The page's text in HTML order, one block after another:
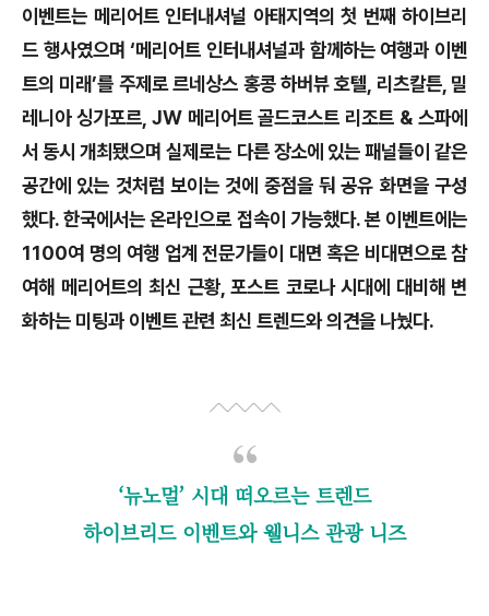
이벤트는 메리어트 인터내셔널 아태지역의 첫 번째 하이브리
드 행사였으며 ‘메리어트 인터내셔널과 함께하는 여행과 이벤
트의 미래’를 주제로 르네상스 홍콩 하버뷰 호텔, 리츠칼튼, 밀
레니아 싱가포르, JW 메리어트 골드코스트 리조트 & 스파에
서 동시 개최됐으며 실제로는 다른 장소에 있는 패널들이 같은
공간에 있는 것처럼 보이는 것에 중점을 둬 공유 화면을 구성
했다. 한국에서는 온라인으로 접속이 가능했다. 본 이벤트에는
1100여 명의 여행 업계 전문가들이 대면 혹은 비대면으로 참
여해 메리어트의 최신 근황, 포스트 코로나 시대에 대비해 변
화하는 미팅과 이벤트 관련 최신 트렌드와 의견을 나눴다.
‘뉴노멀’ 시대 떠오르는 트렌드
하이브리드 이벤트와 웰니스 관광 니즈